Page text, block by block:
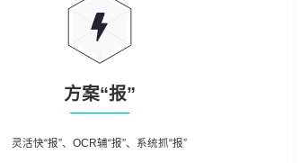
方案“报”
灵活快“报”、OCR辅“报”、系统抓“报”